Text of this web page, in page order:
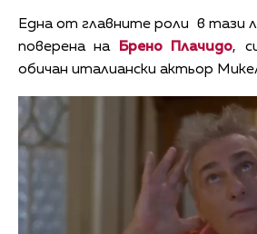
Една от главните роли в тази
поверена на
Брено Плачидо,
обичан италиански актьор